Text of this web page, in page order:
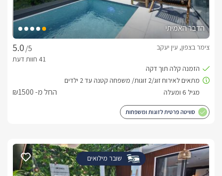
הדבר האמיתי
/5
צימר בצפון, עין יעקב
החל מ- ₪1500
סוויטה פרטית לזוגות ומשפחות
שובר מילואים